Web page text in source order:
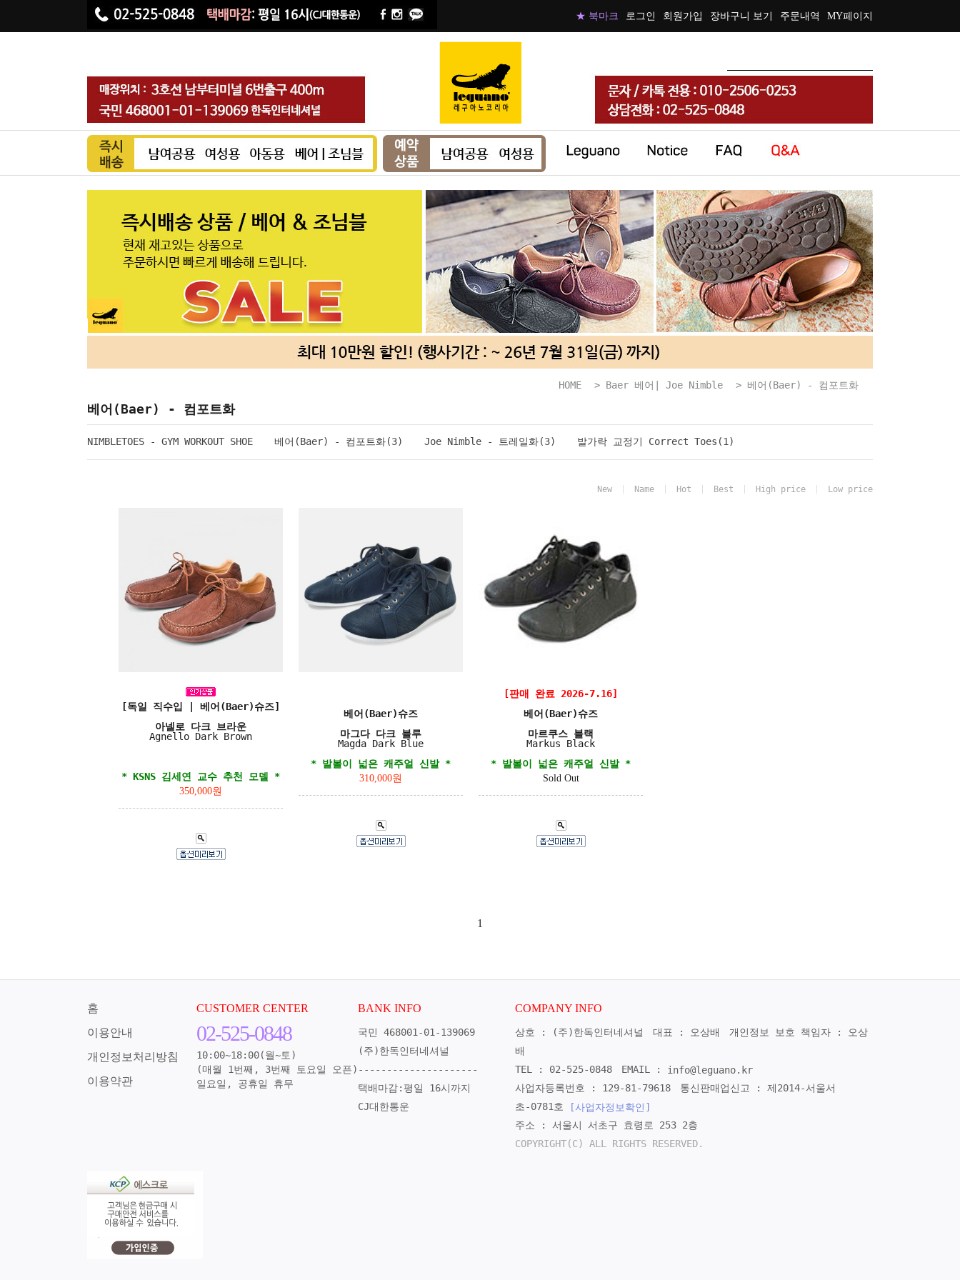
★ 북마크 로그인 회원가입 장바구니 보기 주문내역 MY페이지
HOME > Baer 베어| Joe Nimble > 베어(Baer) - 컴포트화
베어(Baer) - 컴포트화
NIMBLETOES - GYM WORKOUT SHOE 베어(Baer) - 컴포트화(3) Joe Nimble - 트레일화(3) 발가락 교정기 Correct Toes(1)
New Name Hot Best High price Low price
[독일 직수입 | 베어(Baer)슈즈]
아넬로 다크 브라운
Agnello Dark Brown
* KSNS 김세연 교수 추천 모델 *
350,000원
베어(Baer)슈즈
마그다 다크 블루
Magda Dark Blue
* 발볼이 넓은 캐주얼 신발 *
310,000원
[판매 완료 2026-7.16]
베어(Baer)슈즈
마르쿠스 블랙
Markus Black
* 발볼이 넓은 캐주얼 신발 *
Sold Out
1
홈
이용안내
개인정보처리방침
이용약관
CUSTOMER CENTER
02-525-0848
10:00~18:00(월~토)
(매월 1번째, 3번째 토요일 오픈)
일요일, 공휴일 휴무
BANK INFO
국민 468001-01-139069
(주)한독인터네셔널
---------------------
택배마감:평일 16시까지
CJ대한통운
COMPANY INFO
상호 : (주)한독인터네셔널 대표 : 오상배
개인정보 보호 책임자 : 오상
배
TEL : 02-525-0848
EMAIL : info@leguano.kr
사업자등록번호 : 129-81-79618
통신판매업신고 : 제2014-서울서
초-0781호
[사업자정보확인]
주소 : 서울시 서초구 효령로 253 2층
COPYRIGHT(C) ALL RIGHTS RESERVED.